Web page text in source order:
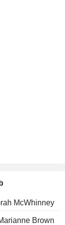
McWhinney
Brown